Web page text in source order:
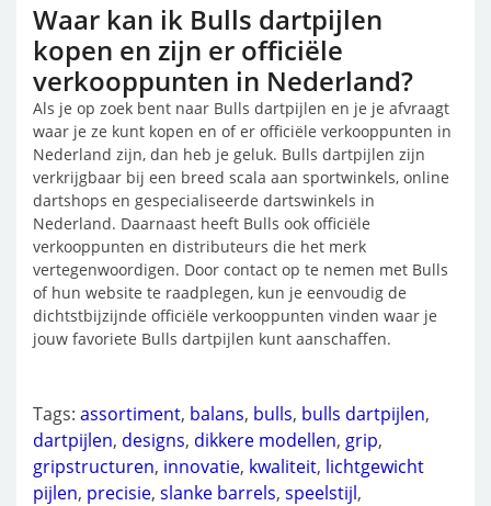
Waar kan ik Bulls dartpijlen
kopen en zijn er officiële
verkooppunten in Nederland?
Als je op zoek bent naar Bulls dartpijlen en je je afvraagt
waar je ze kunt kopen en of er officiële verkooppunten in
Nederland zijn, dan heb je geluk. Bulls dartpijlen zijn
verkrijgbaar bij een breed scala aan sportwinkels, online
dartshops en gespecialiseerde dartswinkels in
Nederland. Daarnaast heeft Bulls ook officiële
verkooppunten en distributeurs die het merk
vertegenwoordigen. Door contact op te nemen met Bulls
of hun website te raadplegen, kun je eenvoudig de
dichtstbijzijnde officiële verkooppunten vinden waar je
jouw favoriete Bulls dartpijlen kunt aanschaffen.
Tags: assortiment, balans, bulls, bulls dartpijlen,
dartpijlen, designs, dikkere modellen, grip,
gripstructuren, innovatie, kwaliteit, lichtgewicht
pijlen, precisie, slanke barrels, speelstijl,